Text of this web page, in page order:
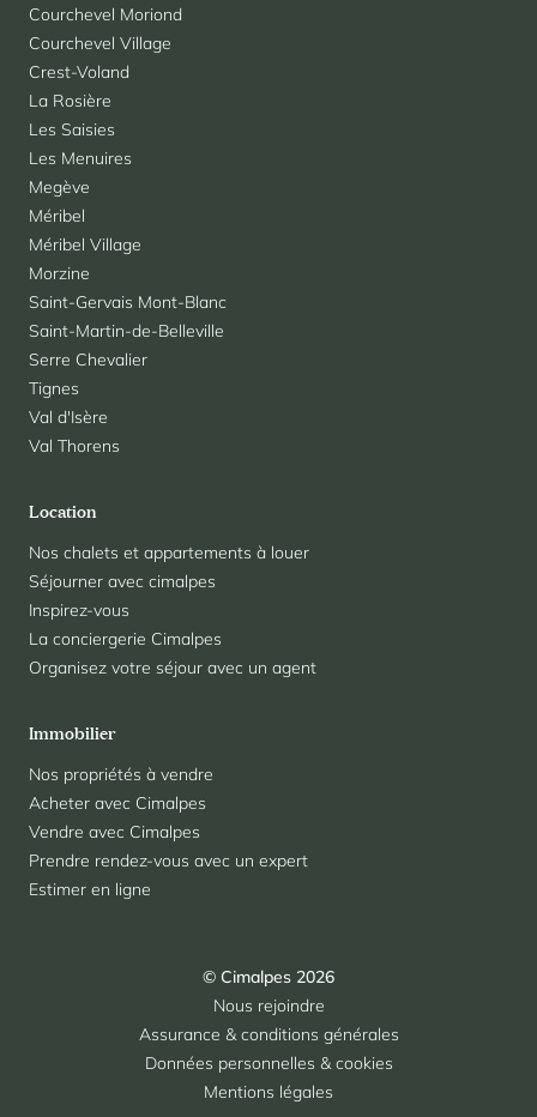
Courchevel Moriond
Courchevel Village
Crest-Voland
La Rosière
Les Saisies
Les Menuires
Megève
Méribel
Méribel Village
Morzine
Saint-Gervais Mont-Blanc
Saint-Martin-de-Belleville
Serre Chevalier
Tignes
Val d'Isère
Val Thorens
Location
Nos chalets et appartements à louer
Séjourner avec cimalpes
Inspirez-vous
La conciergerie Cimalpes
Organisez votre séjour avec un agent
Immobilier
Nos propriétés à vendre
Acheter avec Cimalpes
Vendre avec Cimalpes
Prendre rendez-vous avec un expert
Estimer en ligne
© Cimalpes 2026
Nous rejoindre
Assurance & conditions générales
Données personnelles & cookies
Mentions légales